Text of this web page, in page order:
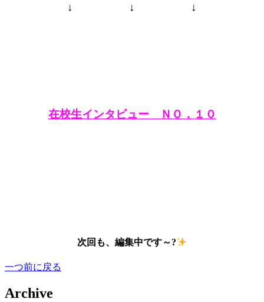
↓ ↓ ↓
在校生インタビュー ＮＯ．１０
次回も、編集中です～?
一つ前に戻る
Archive